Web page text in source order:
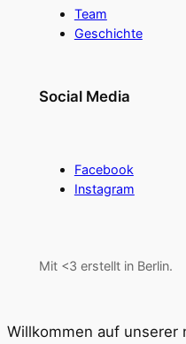
Team
Geschichte
Social Media
Facebook
Instagram
Mit <3 erstellt in Berlin.
Willkommen auf unserer